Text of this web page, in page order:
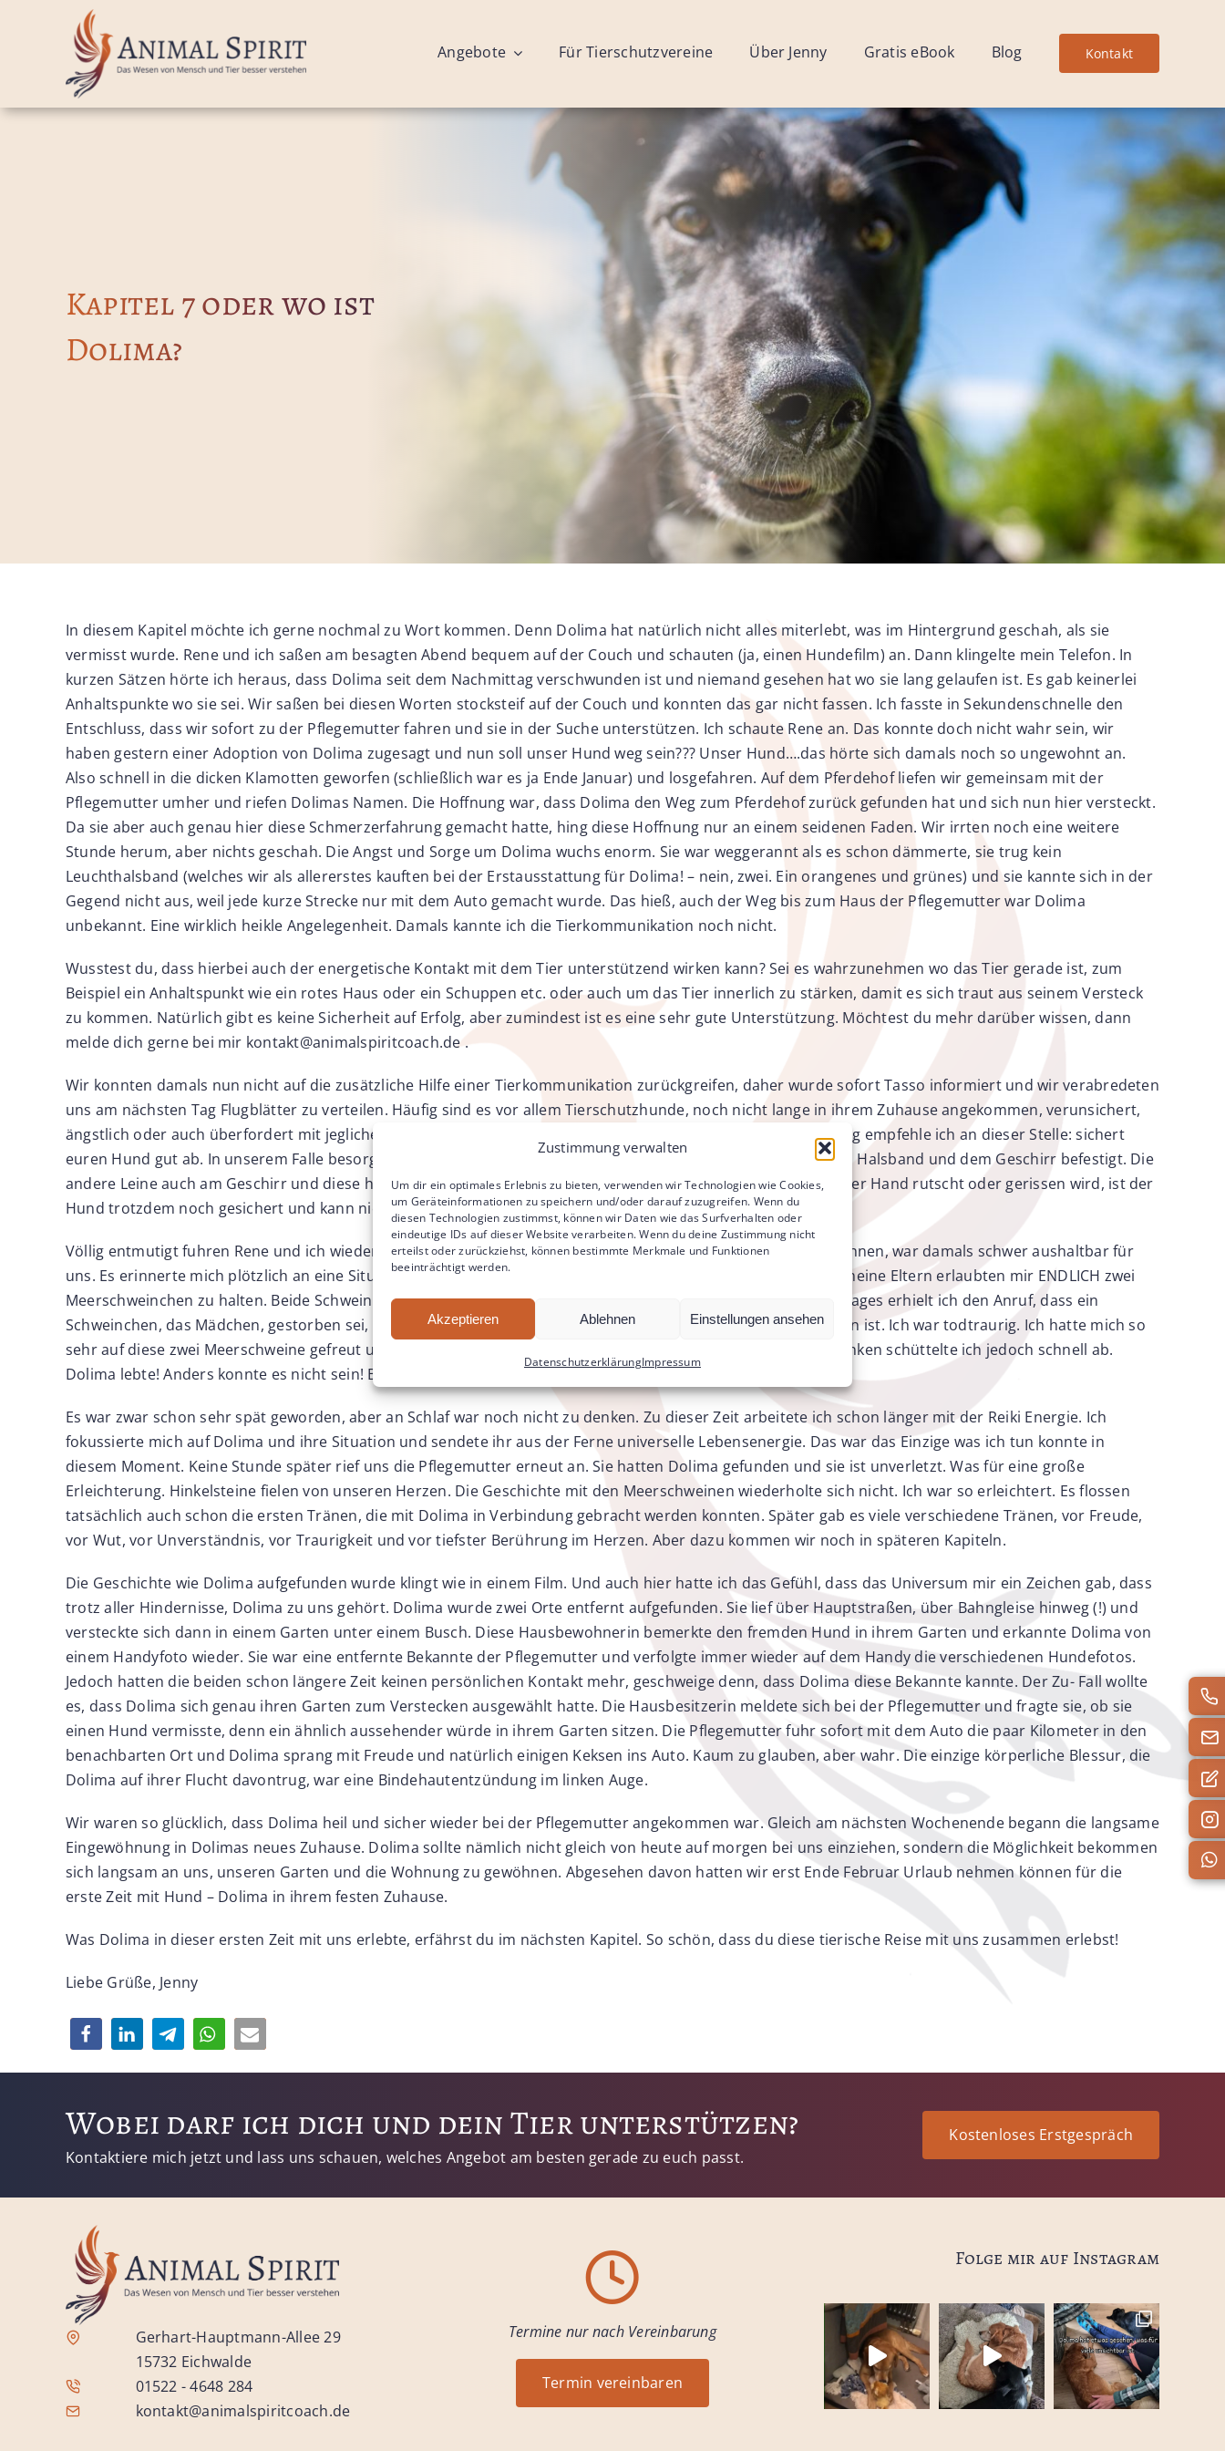
Zustimmung verwalten
Um dir ein optimales Erlebnis zu bieten, verwenden wir Technologien wie Cookies,
um Geräteinformationen zu speichern und/oder darauf zuzugreifen. Wenn du
diesen Technologien zustimmst, können wir Daten wie das Surfverhalten oder
eindeutige IDs auf dieser Website verarbeiten. Wenn du deine Zustimmung nicht
erteilst oder zurückziehst, können bestimmte Merkmale und Funktionen
beeinträchtigt werden.
Akzeptieren Ablehnen Einstellungen ansehen
DatenschutzerklärungImpressum
Angebote Für Tierschutzvereine Über Jenny Gratis eBook Blog Kontakt
Kapitel 7 oder wo ist
Dolima?
In diesem Kapitel möchte ich gerne nochmal zu Wort kommen. Denn Dolima hat natürlich nicht alles miterlebt, was im Hintergrund geschah, als sie
vermisst wurde. Rene und ich saßen am besagten Abend bequem auf der Couch und schauten (ja, einen Hundefilm) an. Dann klingelte mein Telefon. In
kurzen Sätzen hörte ich heraus, dass Dolima seit dem Nachmittag verschwunden ist und niemand gesehen hat wo sie lang gelaufen ist. Es gab keinerlei
Anhaltspunkte wo sie sei. Wir saßen bei diesen Worten stocksteif auf der Couch und konnten das gar nicht fassen. Ich fasste in Sekundenschnelle den
Entschluss, dass wir sofort zu der Pflegemutter fahren und sie in der Suche unterstützen. Ich schaute Rene an. Das konnte doch nicht wahr sein, wir
haben gestern einer Adoption von Dolima zugesagt und nun soll unser Hund weg sein??? Unser Hund….das hörte sich damals noch so ungewohnt an.
Also schnell in die dicken Klamotten geworfen (schließlich war es ja Ende Januar) und losgefahren. Auf dem Pferdehof liefen wir gemeinsam mit der
Pflegemutter umher und riefen Dolimas Namen. Die Hoffnung war, dass Dolima den Weg zum Pferdehof zurück gefunden hat und sich nun hier versteckt.
Da sie aber auch genau hier diese Schmerzerfahrung gemacht hatte, hing diese Hoffnung nur an einem seidenen Faden. Wir irrten noch eine weitere
Stunde herum, aber nichts geschah. Die Angst und Sorge um Dolima wuchs enorm. Sie war weggerannt als es schon dämmerte, sie trug kein
Leuchthalsband (welches wir als allererstes kauften bei der Erstausstattung für Dolima! – nein, zwei. Ein orangenes und grünes) und sie kannte sich in der
Gegend nicht aus, weil jede kurze Strecke nur mit dem Auto gemacht wurde. Das hieß, auch der Weg bis zum Haus der Pflegemutter war Dolima
unbekannt. Eine wirklich heikle Angelegenheit. Damals kannte ich die Tierkommunikation noch nicht.
Wusstest du, dass hierbei auch der energetische Kontakt mit dem Tier unterstützend wirken kann? Sei es wahrzunehmen wo das Tier gerade ist, zum
Beispiel ein Anhaltspunkt wie ein rotes Haus oder ein Schuppen etc. oder auch um das Tier innerlich zu stärken, damit es sich traut aus seinem Versteck
zu kommen. Natürlich gibt es keine Sicherheit auf Erfolg, aber zumindest ist es eine sehr gute Unterstützung. Möchtest du mehr darüber wissen, dann
melde dich gerne bei mir kontakt@animalspiritcoach.de .
Wir konnten damals nun nicht auf die zusätzliche Hilfe einer Tierkommunikation zurückgreifen, daher wurde sofort Tasso informiert und wir verabredeten
uns am nächsten Tag Flugblätter zu verteilen. Häufig sind es vor allem Tierschutzhunde, noch nicht lange in ihrem Zuhause angekommen, verunsichert,
ängstlich oder auch überfordert mit jeglicher Situation, die Hals über Kopf davon rennen. Aus eigener Erfahrung empfehle ich an dieser Stelle: sichert
euren Hund gut ab. In unserem Falle besorgten wir uns ein Sicherheitsgeschirr und 2 Leinen. Eine Leine war am Halsband und dem Geschirr befestigt. Die
andere Leine auch am Geschirr und diese hängten wir uns um unseren Körper herum. Falls die Leine mal aus der Hand rutscht oder gerissen wird, ist der
Hund trotzdem noch gesichert und kann nicht unüberlegt wegrennen.
Völlig entmutigt fuhren Rene und ich wieder unerledigter Dinge nach Hause. Diese Ohnmacht, nichts tun zu können, war damals schwer aushaltbar für
uns. Es erinnerte mich plötzlich an eine Situation aus meiner Kindheit. Ich war vielleicht so zwölf Jahre alt und meine Eltern erlaubten mir ENDLICH zwei
Meerschweinchen zu halten. Beide Schweinchen waren zu der Zeit noch Babys und lebten im Offenstall. Eines Tages erhielt ich den Anruf, dass ein
Schweinchen, das Mädchen, gestorben sei, weil beim zu wilden Toben ein Meerschweinchenhaus auf sie gefallen ist. Ich war todtraurig. Ich hatte mich so
sehr auf diese zwei Meerschweine gefreut und das eine sollte nun nicht mehr bei mir ankommen. Diesen Gedanken schüttelte ich jedoch schnell ab.
Dolima lebte! Anders konnte es nicht sein! Basta!
Es war zwar schon sehr spät geworden, aber an Schlaf war noch nicht zu denken. Zu dieser Zeit arbeitete ich schon länger mit der Reiki Energie. Ich
fokussierte mich auf Dolima und ihre Situation und sendete ihr aus der Ferne universelle Lebensenergie. Das war das Einzige was ich tun konnte in
diesem Moment. Keine Stunde später rief uns die Pflegemutter erneut an. Sie hatten Dolima gefunden und sie ist unverletzt. Was für eine große
Erleichterung. Hinkelsteine fielen von unseren Herzen. Die Geschichte mit den Meerschweinen wiederholte sich nicht. Ich war so erleichtert. Es flossen
tatsächlich auch schon die ersten Tränen, die mit Dolima in Verbindung gebracht werden konnten. Später gab es viele verschiedene Tränen, vor Freude,
vor Wut, vor Unverständnis, vor Traurigkeit und vor tiefster Berührung im Herzen. Aber dazu kommen wir noch in späteren Kapiteln.
Die Geschichte wie Dolima aufgefunden wurde klingt wie in einem Film. Und auch hier hatte ich das Gefühl, dass das Universum mir ein Zeichen gab, dass
trotz aller Hindernisse, Dolima zu uns gehört. Dolima wurde zwei Orte entfernt aufgefunden. Sie lief über Hauptstraßen, über Bahngleise hinweg (!) und
versteckte sich dann in einem Garten unter einem Busch. Diese Hausbewohnerin bemerkte den fremden Hund in ihrem Garten und erkannte Dolima von
einem Handyfoto wieder. Sie war eine entfernte Bekannte der Pflegemutter und verfolgte immer wieder auf dem Handy die verschiedenen Hundefotos.
Jedoch hatten die beiden schon längere Zeit keinen persönlichen Kontakt mehr, geschweige denn, dass Dolima diese Bekannte kannte. Der Zu- Fall wollte
es, dass Dolima sich genau ihren Garten zum Verstecken ausgewählt hatte. Die Hausbesitzerin meldete sich bei der Pflegemutter und fragte sie, ob sie
einen Hund vermisste, denn ein ähnlich aussehender würde in ihrem Garten sitzen. Die Pflegemutter fuhr sofort mit dem Auto die paar Kilometer in den
benachbarten Ort und Dolima sprang mit Freude und natürlich einigen Keksen ins Auto. Kaum zu glauben, aber wahr. Die einzige körperliche Blessur, die
Dolima auf ihrer Flucht davontrug, war eine Bindehautentzündung im linken Auge.
Wir waren so glücklich, dass Dolima heil und sicher wieder bei der Pflegemutter angekommen war. Gleich am nächsten Wochenende begann die langsame
Eingewöhnung in Dolimas neues Zuhause. Dolima sollte nämlich nicht gleich von heute auf morgen bei uns einziehen, sondern die Möglichkeit bekommen
sich langsam an uns, unseren Garten und die Wohnung zu gewöhnen. Abgesehen davon hatten wir erst Ende Februar Urlaub nehmen können für die
erste Zeit mit Hund – Dolima in ihrem festen Zuhause.
Was Dolima in dieser ersten Zeit mit uns erlebte, erfährst du im nächsten Kapitel. So schön, dass du diese tierische Reise mit uns zusammen erlebst!
Liebe Grüße, Jenny
Wobei darf ich dich und dein Tier unterstützen?
Kontaktiere mich jetzt und lass uns schauen, welches Angebot am besten gerade zu euch passt.
Kostenloses Erstgespräch
Gerhart-Hauptmann-Allee 29
15732 Eichwalde
01522 - 4648 284
kontakt@animalspiritcoach.de
Termine nur nach Vereinbarung
Termin vereinbaren
Folge mir auf Instagram